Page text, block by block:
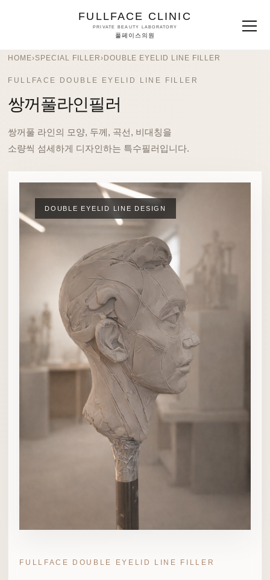
FULLFACE CLINIC
PRIVATE BEAUTY LABORATORY
풀페이스의원
HOME›SPECIAL FILLER› DOUBLE EYELID LINE FILLER
FULLFACE DOUBLE EYELID LINE FILLER
쌍꺼풀라인필러
쌍꺼풀 라인의 모양, 두께, 곡선, 비대칭을
소량씩 섬세하게 디자인하는 특수필러입니다.
DOUBLE EYELID LINE DESIGN
FULLFACE DOUBLE EYELID LINE FILLER